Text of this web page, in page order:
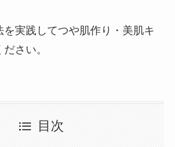
を実践してつや肌作り・美肌キ
さい。
目次